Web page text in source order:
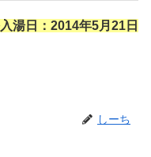
湯日：2014年5月21日
しーち